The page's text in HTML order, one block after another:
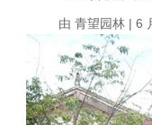
由 青望园林 | 6